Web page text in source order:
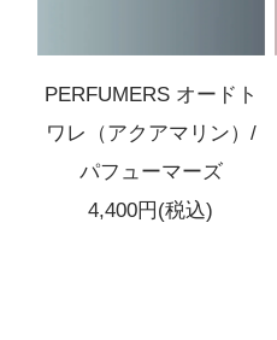
PERFUMERS オードト
ワレ（アクアマリン）/
パフューマーズ
4,400円(税込)